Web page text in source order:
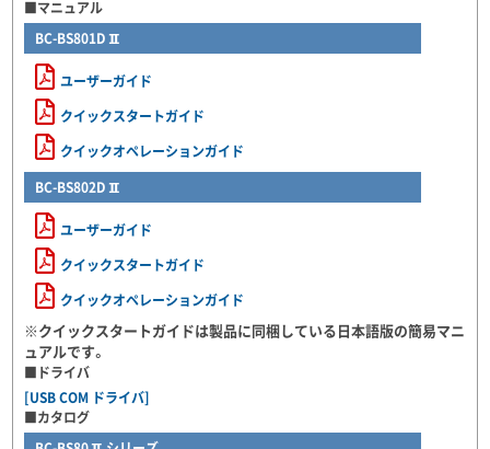
■マニュアル
BC-BS801DⅡ
ユーザーガイド
クイックスタートガイド
クイックオペレーションガイド
BC-BS802DⅡ
ユーザーガイド
クイックスタートガイド
クイックオペレーションガイド
※クイックスタートガイドは製品に同梱している日本語版の簡易マニ
ュアルです。
■ドライバ
[USB COM ドライバ]
■カタログ